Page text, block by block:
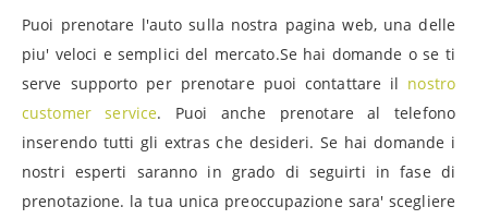
Puoi prenotare l'auto sulla nostra pagina web, una delle
piu' veloci e semplici del mercato.Se hai domande o se ti
serve supporto per prenotare puoi contattare il nostro
customer service. Puoi anche prenotare al telefono
inserendo tutti gli extras che desideri. Se hai domande i
nostri esperti saranno in grado di seguirti in fase di
prenotazione. la tua unica preoccupazione sara' scegliere